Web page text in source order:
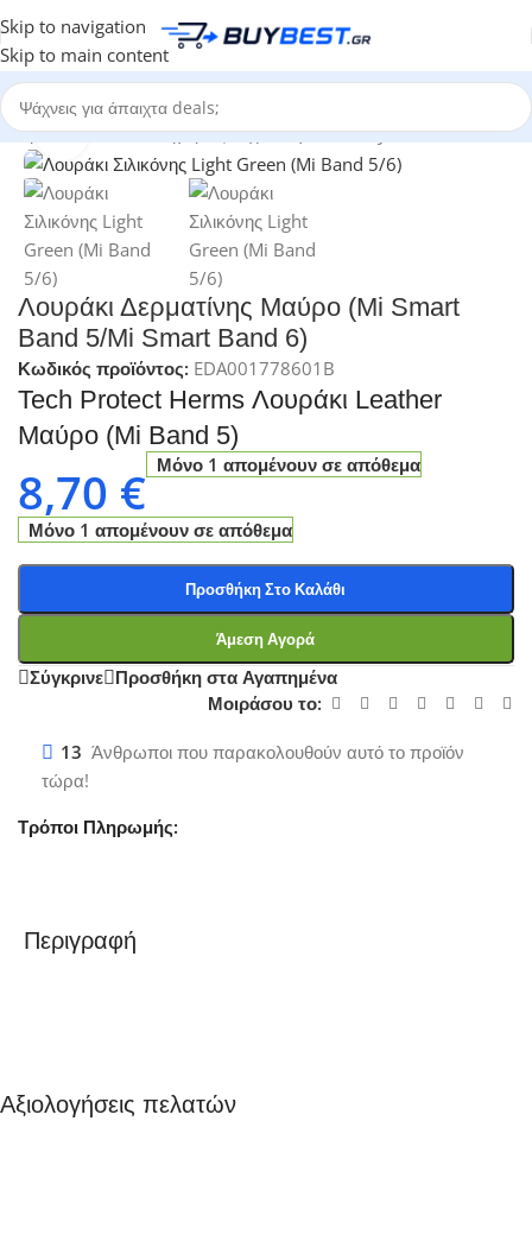
Skip to navigation
Skip to main content
Αρχική σελίδα/Κατηγορίες/Τεχνολογία/Activity Trackers
Click to enlarge
Λουράκι Δερματίνης Μαύρο (Mi Smart
Band 5/Mi Smart Band 6)
Κωδικός προϊόντος: EDA001778601B
Tech Protect Herms Λουράκι Leather
Μαύρο (Mi Band 5)
8,70 € Μόνο 1 απομένουν σε απόθεμα
Μόνο 1 απομένουν σε απόθεμα
Προσθήκη Στο Καλάθι
Άμεση Αγορά
Σύγκρινε Προσθήκη στα Αγαπημένα
Μοιράσου το:
13 Άνθρωποι που παρακολουθούν αυτό το προϊόν
τώρα!
Τρόποι Πληρωμής:
Περιγραφή
Αξιολογήσεις πελατών